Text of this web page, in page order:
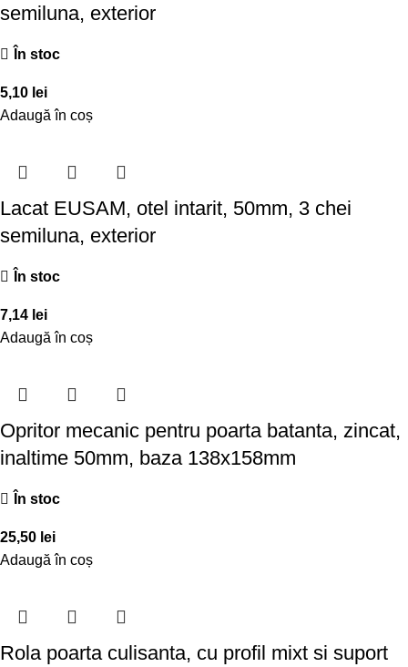
semiluna, exterior
În stoc
5,10 lei
Adaugă în coș
Lacat EUSAM, otel intarit, 50mm, 3 chei
semiluna, exterior
În stoc
7,14 lei
Adaugă în coș
Opritor mecanic pentru poarta batanta, zincat,
inaltime 50mm, baza 138x158mm
În stoc
25,50 lei
Adaugă în coș
Rola poarta culisanta, cu profil mixt si suport